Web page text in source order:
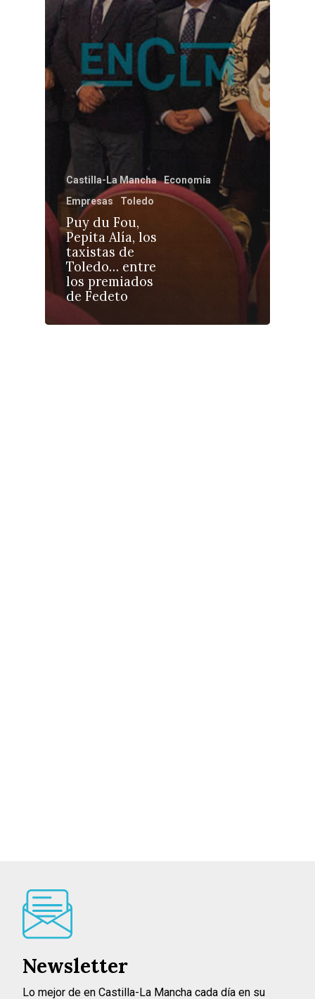
Castilla-La Mancha
Economía
Empresas
Toledo
Puy du Fou,
Pepita Alía, los
taxistas de
Toledo… entre
los premiados
de Fedeto
Newsletter
Lo mejor de en Castilla-La Mancha cada día en su
Castilla-La
Toledo
Ciudad Real
Albacete
Cuenca
Guadalajara
Talavera
Sanidad
Economía
Educación
Cultura
Deportes
Sucesos
Medio Ambiente
Planeta Rural
Especiales